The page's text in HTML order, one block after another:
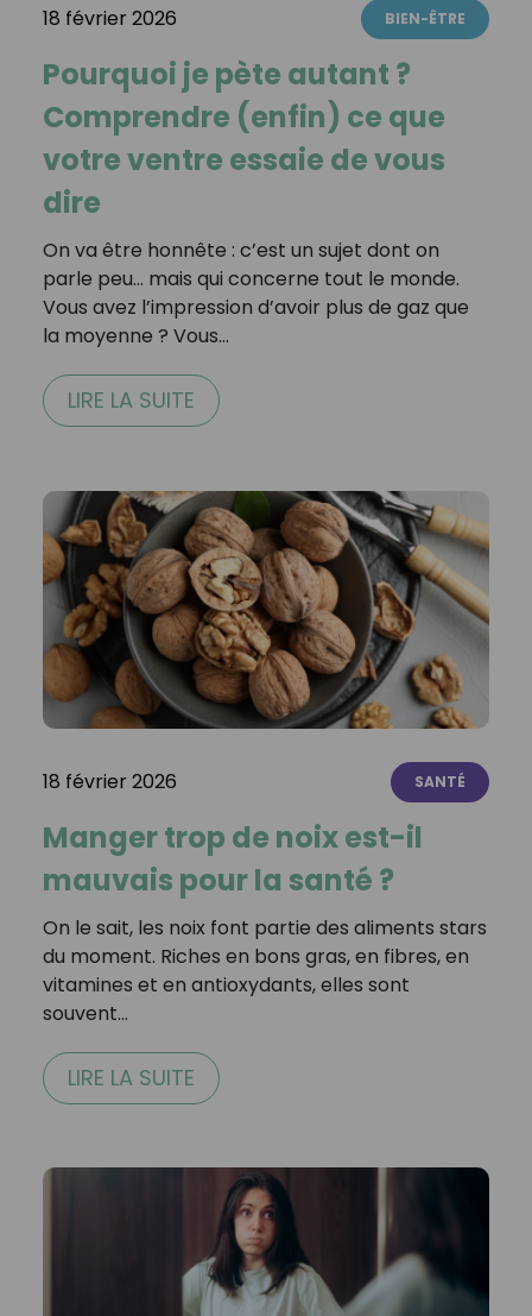
18 février 2026 BIEN-ÊTRE
Pourquoi je pète autant ?
Comprendre (enfin) ce que
votre ventre essaie de vous
dire
On va être honnête : c’est un sujet dont on
parle peu… mais qui concerne tout le monde.
Vous avez l’impression d’avoir plus de gaz que
la moyenne ? Vous…
LIRE LA SUITE
18 février 2026 SANTÉ
Manger trop de noix est-il
mauvais pour la santé ?
On le sait, les noix font partie des aliments stars
du moment. Riches en bons gras, en fibres, en
vitamines et en antioxydants, elles sont
souvent…
LIRE LA SUITE